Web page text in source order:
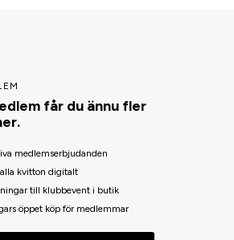
får du ännu fler
medlemserbjudanden
kvitton digitalt
till klubbevent i butik
öppet köp för medlemmar